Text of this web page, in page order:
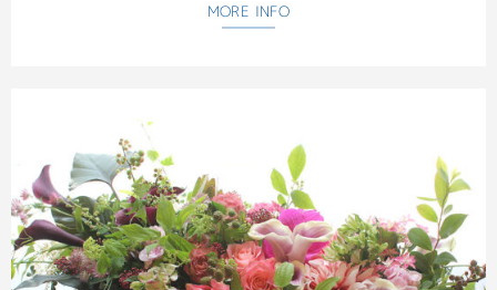
MORE INFO